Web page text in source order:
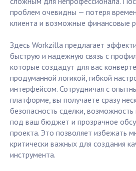
проблем очевидны — потеря
клиента и возможные финансовые
Здесь Workzilla предлагает
быструю и надежную связь с
которые создадут для вас
продуманной логикой, гибкой
интерфейсом. Сотрудничая с
платформе, вы получаете сразу
безопасность сделки,
под ваш бюджет и прозрачное
проекта. Это позволяет избежать
критически важных для создания
инструмента.